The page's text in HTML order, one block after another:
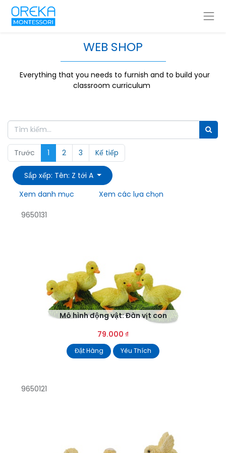
WEB SHOP
Everything that you needs to furnish and to build your
classroom curriculum
Trước 1 2 3 Kế tiếp
Sắp xếp: Tên: Z tới A
Xem danh mục
Xem các lựa chọn
9650131
Mô hình động vật: Đàn vịt con
79.000 ₫
Đặt Hàng Yêu Thích
9650121